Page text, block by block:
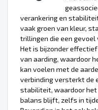
verankering en
vaak groen van kleur,
trillingen die een
Het is bijzonder
van aarding, waardoor
kan voelen met de
verbinding versterkt de
stabiliteit, waardoor het
balans blijft, zelfs in